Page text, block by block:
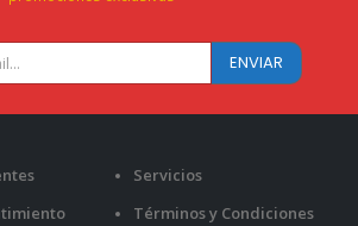
Servicios
Términos y Condiciones